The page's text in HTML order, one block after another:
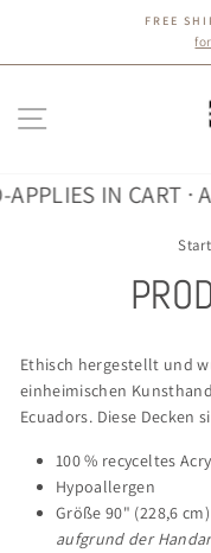
Inhalt
FREE
IN CART ·
Ethisch hergestellt und
einheimischen
Ecuadors. Diese Decken
100 % recyceltes
Hypoallergen
Größe 90" (228,6
aufgrund der